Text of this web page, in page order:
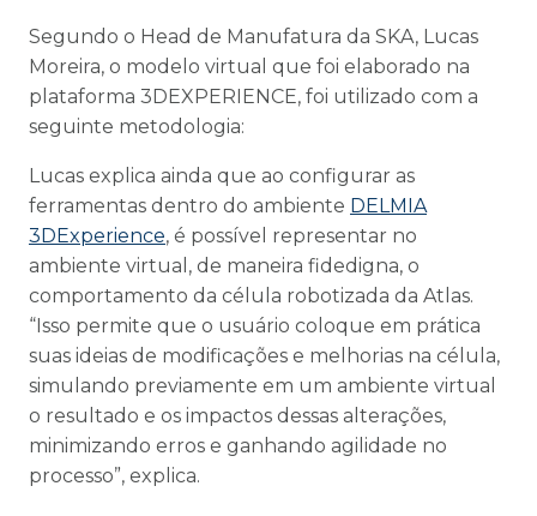
Segundo o Head de Manufatura da SKA, Lucas
Moreira, o modelo virtual que foi elaborado na
plataforma 3DEXPERIENCE, foi utilizado com a
seguinte metodologia:
Lucas explica ainda que ao configurar as
ferramentas dentro do ambiente DELMIA
3DExperience, é possível representar no
ambiente virtual, de maneira fidedigna, o
comportamento da célula robotizada da Atlas.
“Isso permite que o usuário coloque em prática
suas ideias de modificações e melhorias na célula,
simulando previamente em um ambiente virtual
o resultado e os impactos dessas alterações,
minimizando erros e ganhando agilidade no
processo”, explica.